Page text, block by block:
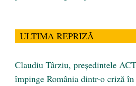
ULTIMA REPRIZĂ
Claudiu Târziu, președintele
împinge România dintr-o criză